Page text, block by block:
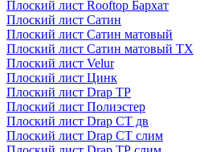
Плоский лист Rooftop Бархат
Плоский лист Сатин
Плоский лист Сатин матовый
Плоский лист Сатин матовый TX
Плоский лист Velur
Плоский лист Цинк
Плоский лист Drap ТР
Плоский лист Полиэстер
Плоский лист Drap СТ дв
Плоский лист Drap СТ слим